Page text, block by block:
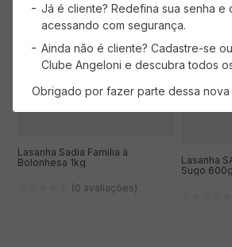
Lasanha Sadia Familia à
Bolonhesa 1kg
(0 avaliações)
Lasanha
Sugo 600g
Já é cliente? Redefina sua senha e
acessando com segurança.
Ainda não é cliente? Cadastre-se
Clube Angeloni e descubra todos
Obrigado por fazer parte dessa